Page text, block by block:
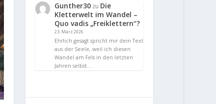
Gunther30 zu Die
Kletterwelt im Wandel –
Quo vadis „Freiklettern“?
23. März 2026
Ehrlich gesagt spricht mir dein Text
aus der Seele, weil ich diesen
Wandel am Fels in den letzten
Jahren selbst…